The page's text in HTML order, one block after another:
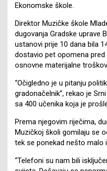
Ekonomske škole.
Direktor Muzičke škole
dugovanja Gradske uprave
ustanovi prije 10 dana bila
dostavio pet opomena
osnovne materijalne
“Očigledno je u pitanju
gradonačelnik”, rekao je
sa 400 učenika koja je
Prema njegovim riječima,
Muzičkoj školi gomilaju se
tek se ponekad nešto malo
“Telefoni su nam bili